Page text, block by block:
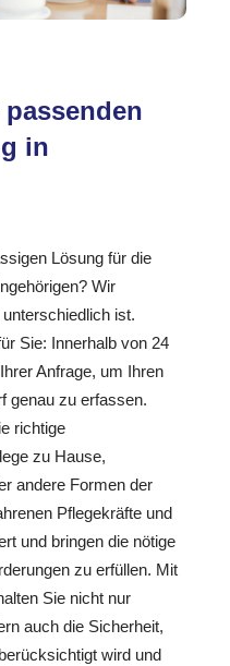
in
Lösung für die
Wir
ist.
Sie: Innerhalb von 24
Anfrage, um Ihren
genau zu erfassen.
richtige
zu Hause,
andere Formen der
Pflegekräfte und
und bringen die nötige
zu erfüllen. Mit
Sie nicht nur
auch die Sicherheit,
wird und